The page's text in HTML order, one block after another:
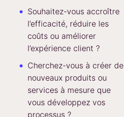
Souhaitez-vous accroître
l’efficacité, réduire les
coûts ou améliorer
l’expérience client ?
Cherchez-vous à créer de
nouveaux produits ou
services à mesure que
vous développez vos
processus ?